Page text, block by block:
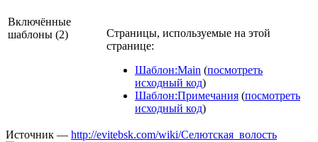
Включённые
шаблоны (2)
Страницы, используемые на этой
странице:
Шаблон:Main (посмотреть
исходный код)
Шаблон:Примечания (посмотреть
исходный код)
Источник — http://evitebsk.com/wiki/Селютская_волость